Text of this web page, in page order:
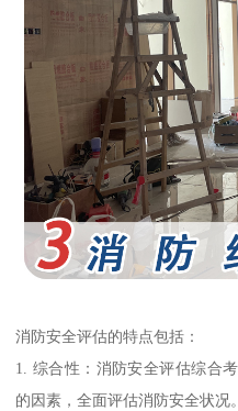
消防安全评估的特点包括：
1. 综合性：消防安全评估综合
的因素，全面评估消防安全状况。